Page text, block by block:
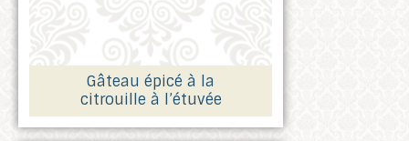
Gâteau épicé à la
citrouille à l’étuvée